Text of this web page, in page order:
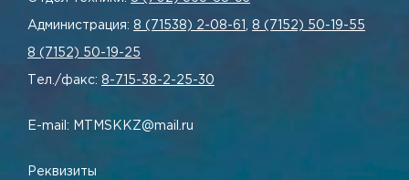
Администрация: 8 (71538) 2-08-61 8 (7152) 50-19-55
8 (7152) 50-19-25
Тел./факс: 8-715-38-2-25-30
E-mail: MTMSKKZ@mail.ru
Реквизиты